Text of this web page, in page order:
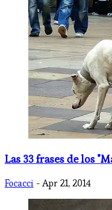
Las 33 frases de los
Focacci - Apr 21, 2014